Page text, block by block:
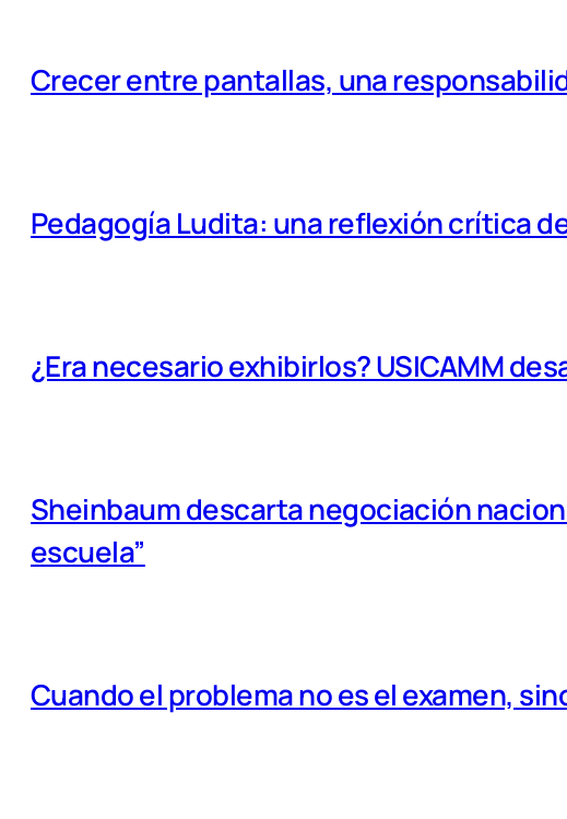
Crecer entre pantallas, una
Pedagogía Ludita: una reflexión crítica
¿Era necesario exhibirlos? USICAMM
Sheinbaum descarta negociación
escuela”
Cuando el problema no es el examen,